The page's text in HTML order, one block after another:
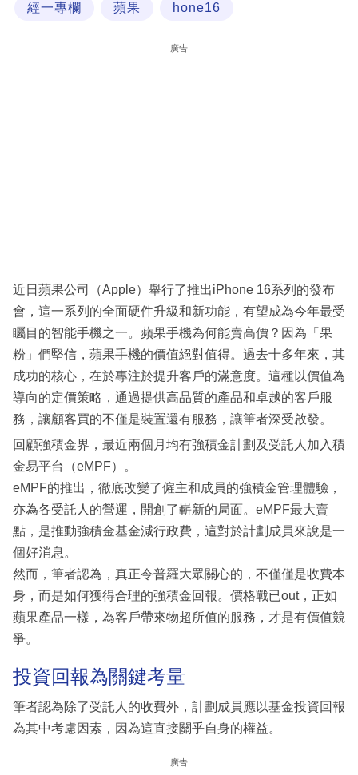
區
經一專欄 蘋果 hone16
廣告
近日蘋果公司（Apple）舉行了推出iPhone 16系列的發布
會，這一系列的全面硬件升級和新功能，有望成為今年最受
矚目的智能手機之一。蘋果手機為何能賣高價？因為「果
粉」們堅信，蘋果手機的價值絕對值得。過去十多年來，其
成功的核心，在於專注於提升客戶的滿意度。這種以價值為
導向的定價策略，通過提供高品質的產品和卓越的客戶服
務，讓顧客買的不僅是裝置還有服務，讓筆者深受啟發。
回顧強積金界，最近兩個月均有強積金計劃及受託人加入積
金易平台（eMPF）。
eMPF的推出，徹底改變了僱主和成員的強積金管理體驗，
亦為各受託人的營運，開創了嶄新的局面。eMPF最大賣
點，是推動強積金基金減行政費，這對於計劃成員來說是一
個好消息。
然而，筆者認為，真正令普羅大眾關心的，不僅僅是收費本
身，而是如何獲得合理的強積金回報。價格戰已out，正如
蘋果產品一樣，為客戶帶來物超所值的服務，才是有價值競
爭。
投資回報為關鍵考量
筆者認為除了受託人的收費外，計劃成員應以基金投資回報
為其中考慮因素，因為這直接關乎自身的權益。
廣告